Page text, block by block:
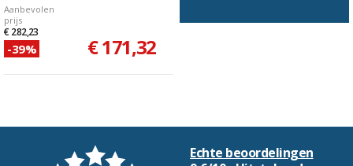
Aanbevolen
prijs
€ 282,23
-39% € 171,32
Echte beoordelingen